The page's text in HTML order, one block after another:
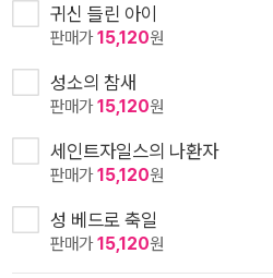
귀신 들린 아이
판매가15,120원
성소의 참새
판매가15,120원
세인트자일스의 나환자
판매가15,120원
성 베드로 축일
판매가15,120원